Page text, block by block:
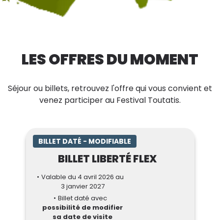
LES OFFRES DU MOMENT
Séjour ou billets, retrouvez l'offre qui vous convient et
venez participer au Festival Toutatis.
BILLET DATÉ - MODIFIABLE
BILLET LIBERTÉ FLEX
Valable du 4 avril 2026 au
3 janvier 2027
Billet daté avec
possibilité de modifier
sa date de visite